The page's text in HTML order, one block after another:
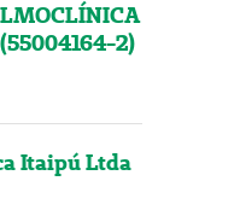
2)
Itaipú Ltda